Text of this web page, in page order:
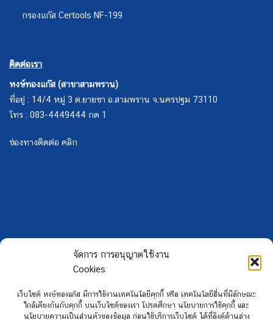
จัดการ การอนุญาตใช้งาน
Cookies
เว็บไซต์ หงษ์ทองแก๊ส มีการใช้งานเทคโนโลยีคุกกี้ หรือ เทคโนโลยีอื่นที่มีลักษณะ
ใกล้เคียงกันกับคุกกี้ บนเว็บไซต์ของเรา โปรดศึกษา นโยบายการใช้คุกกี้ และ
นโยบายความเป็นส่วนตัวของข้อมูล ก่อนใช้บริการเว็บไซต์ ได้ที่ลิงค์ด้านล่าง
กรองแก๊ส Certools NF-199
ติดต่อเรา
หงษ์ทองแก๊ส (สาขาสามพราน)
ที่อยู่ : 14/4 หมู่ 3 ต.ยายชา อ.สามพราน จ.นครปฐม 73110
โทร : 083-4449444 กด 1
ช่องทางติดต่อ คลิก